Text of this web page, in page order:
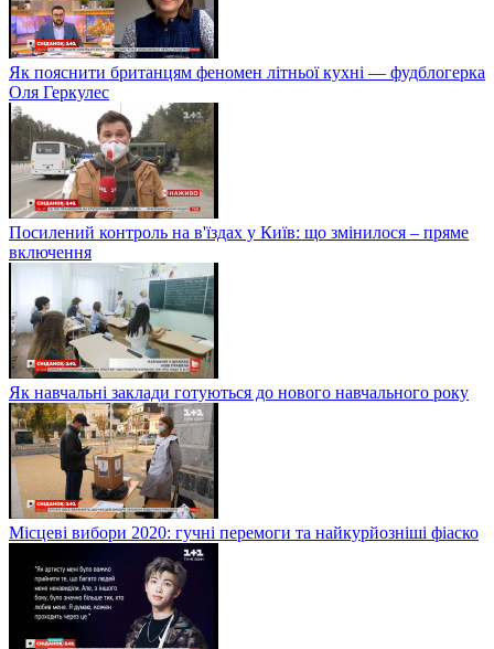
Як пояснити британцям феномен літньої кухні — фудблогерка
Оля Геркулес
Посилений контроль на в'їздах у Київ: що змінилося – пряме
включення
Як навчальні заклади готуються до нового навчального року
Місцеві вибори 2020: гучні перемоги та найкурйозніші фіаско